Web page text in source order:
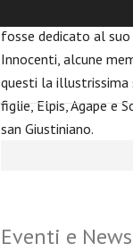
fosse dedicato al suo
Innocenti, alcune
questi la illustrissima
figlie, Elpis, Agape e
san Giustiniano.
Eventi e News